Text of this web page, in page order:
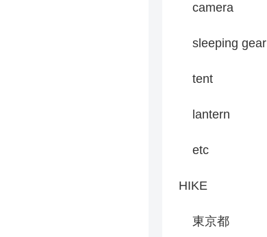
camera
sleeping gear
tent
lantern
etc
HIKE
東京都